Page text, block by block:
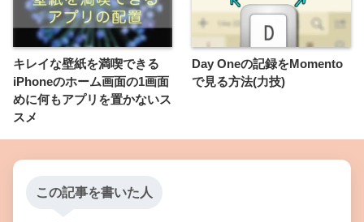
キレイな壁紙を満喫できる
iPhoneのホーム画面の1画面
めに何もアプリを置かないス
スメ
Day Oneの記録をMomento
で見る方法(力技)
この記事を書いた人